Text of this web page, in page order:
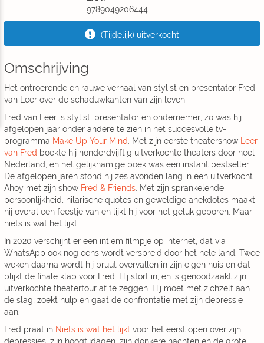
9789049206444
(Tijdelijk) uitverkocht
Omschrijving
Het ontroerende en rauwe verhaal van stylist en presentator Fred
van Leer over de schaduwkanten van zijn leven
Fred van Leer is stylist, presentator en ondernemer; zo was hij
afgelopen jaar onder andere te zien in het succesvolle tv-
programma Make Up Your Mind. Met zijn eerste theatershow Leer
van Fred boekte hij honderdvijftig uitverkochte theaters door heel
Nederland, en het gelijknamige boek was een instant bestseller.
De afgelopen jaren stond hij zes avonden lang in een uitverkocht
Ahoy met zijn show Fred & Friends. Met zijn sprankelende
persoonlijkheid, hilarische quotes en geweldige anekdotes maakt
hij overal een feestje van en lijkt hij voor het geluk geboren. Maar
niets is wat het lijkt.
In 2020 verschijnt er een intiem filmpje op internet, dat via
WhatsApp ook nog eens wordt verspreid door het hele land. Twee
weken daarna wordt hij bruut overvallen in zijn eigen huis en dat
blijkt de finale klap voor Fred. Hij stort in, en is genoodzaakt zijn
uitverkochte theatertour af te zeggen. Hij moet met zichzelf aan
de slag, zoekt hulp en gaat de confrontatie met zijn depressie
aan.
Fred praat in Niets is wat het lijkt voor het eerst open over zijn